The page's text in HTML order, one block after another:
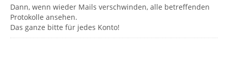
Dann, wenn wieder Mails verschwinden, alle betreffenden
Protokolle ansehen.
Das ganze bitte für jedes Konto!